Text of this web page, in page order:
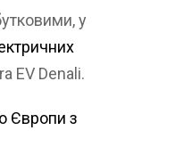
у
EV Denali.
Європи з